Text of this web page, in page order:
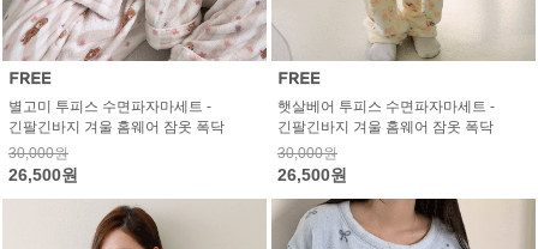
별고미 투피스 수면파자마세트 -
긴팔긴바지 겨울 홈웨어 잠옷 폭닥
30,000원
26,500원
햇살베어 투피스 수면파자마세트 -
긴팔긴바지 겨울 홈웨어 잠옷 폭닥
30,000원
26,500원